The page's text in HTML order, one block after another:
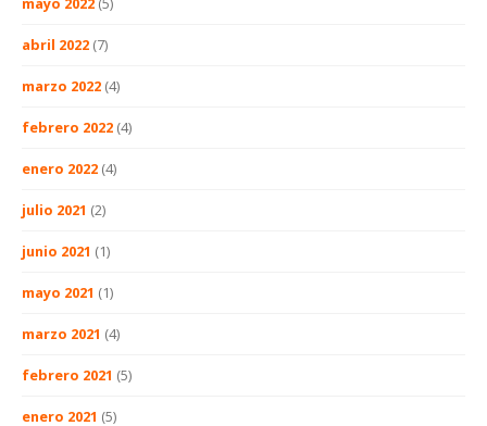
abril 2022 (7)
marzo 2022 (4)
febrero 2022 (4)
enero 2022 (4)
julio 2021 (2)
junio 2021 (1)
mayo 2021 (1)
marzo 2021 (4)
febrero 2021 (5)
enero 2021 (5)